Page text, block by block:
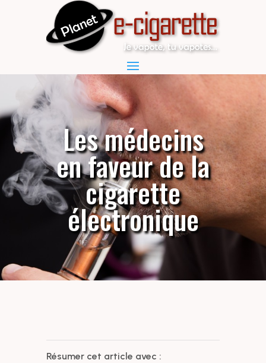
Les médecins
en faveur de la
cigarette
électronique
Résumer cet article avec :